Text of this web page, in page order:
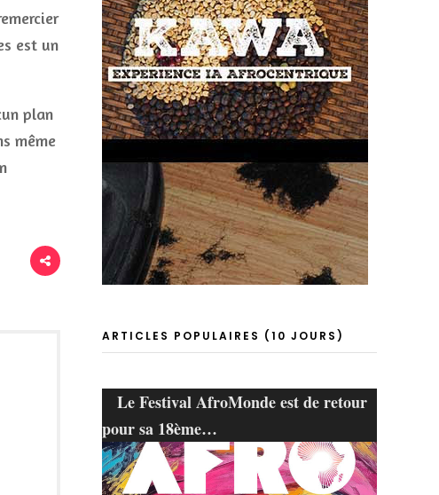
est un
plan
même
ARTICLES POPULAIRES (10 JOURS)
Le Festival AfroMonde est de retour
pour sa 18ème…